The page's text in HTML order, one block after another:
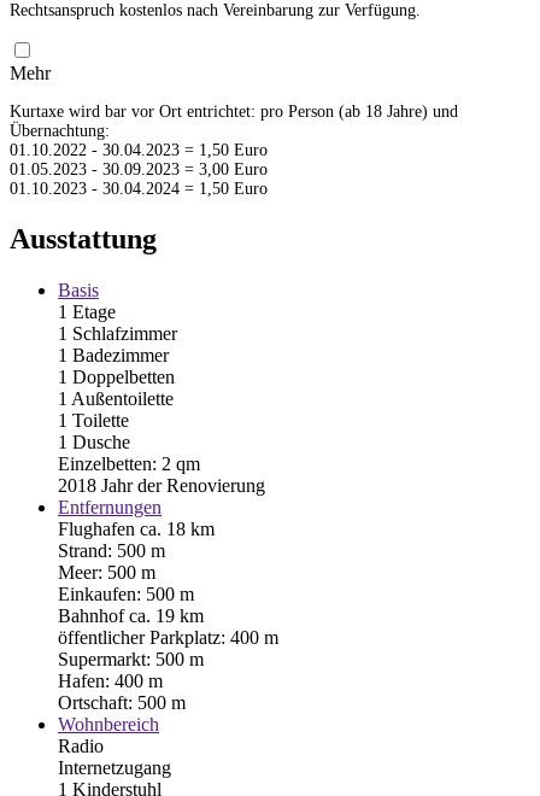
Rechtsanspruch kostenlos nach Vereinbarung zur Verfügung.
Mehr
Kurtaxe wird bar vor Ort entrichtet: pro Person (ab 18 Jahre) und
Übernachtung:
01.10.2022 - 30.04.2023 = 1,50 Euro
01.05.2023 - 30.09.2023 = 3,00 Euro
01.10.2023 - 30.04.2024 = 1,50 Euro
Ausstattung
Basis
1 Etage
1 Schlafzimmer
1 Badezimmer
1 Doppelbetten
1 Außentoilette
1 Toilette
1 Dusche
Einzelbetten: 2 qm
2018 Jahr der Renovierung
Entfernungen
Flughafen ca. 18 km
Strand: 500 m
Meer: 500 m
Einkaufen: 500 m
Bahnhof ca. 19 km
öffentlicher Parkplatz: 400 m
Supermarkt: 500 m
Hafen: 400 m
Ortschaft: 500 m
Wohnbereich
Radio
Internetzugang
1 Kinderstuhl